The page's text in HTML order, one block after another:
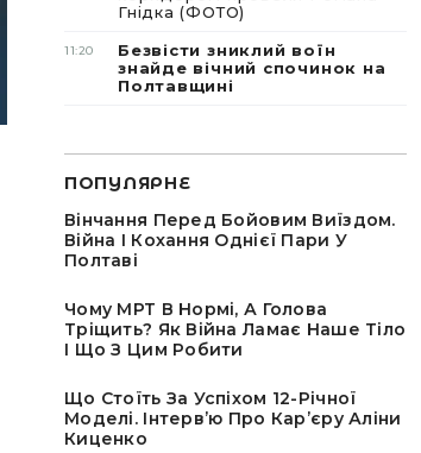
Гнідка (ФОТО)
11:20
Безвісти зниклий воїн
знайде вічний спочинок на
Полтавщині
ПОПУЛЯРНЕ
Вінчання Перед Бойовим Виїздом.
Війна І Кохання Однієї Пари У
Полтаві
Чому МРТ В Нормі, А Голова
Тріщить? Як Війна Ламає Наше Тіло
І Що З Цим Робити
Що Стоїть За Успіхом 12-Річної
Моделі. Інтервʼю Про Карʼєру Аліни
Киценко